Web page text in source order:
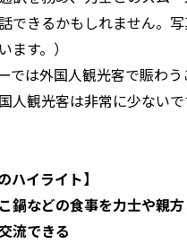
できるかもしれません。
ます。）
では外国人観光客で賑わ
人観光客は非常に少ない
ハイライト】
鍋などの食事を力士や親
流できる